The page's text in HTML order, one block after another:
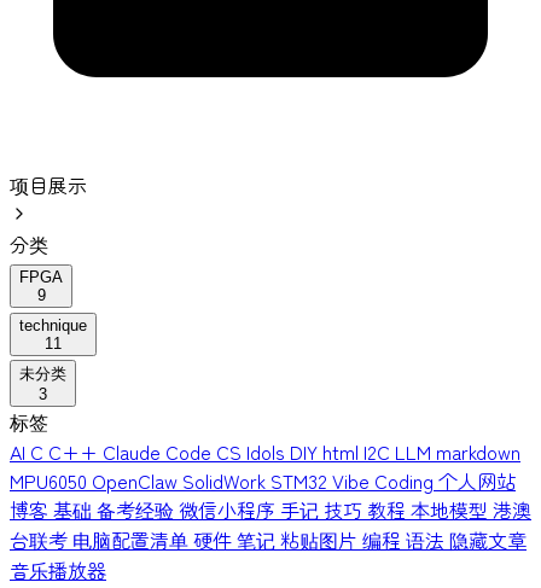
项目展示
分类
FPGA
9
technique
11
未分类
3
标签
AI C C++ Claude Code CS Idols DIY html I2C LLM markdown
MPU6050 OpenClaw SolidWork STM32 Vibe Coding 个人网站
博客 基础 备考经验微信小程序 手记 技巧 教程 本地模型 港澳
台联考 电脑配置清单硬件笔记粘贴图片 编程 语法 隐藏文章
音乐播放器